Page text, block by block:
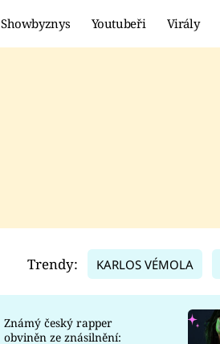
Showbyznys Youtubeři Virály
TADEÁŠ KUBĚNKA
DATEL
Trendy: KARLOS VÉMOLA
Známý český rapper
obviněn ze znásilnění: